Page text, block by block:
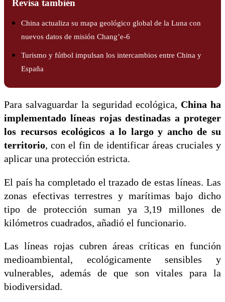
Revisa también
China actualiza su mapa geológico global de la Luna con
nuevos datos de misión Chang’e-6
Turismo y fútbol impulsan los intercambios entre China y
España
Para salvaguardar la seguridad ecológica, China ha
implementado líneas rojas destinadas a proteger
los recursos ecológicos a lo largo y ancho de su
territorio, con el fin de identificar áreas cruciales y
aplicar una protección estricta.
El país ha completado el trazado de estas líneas. Las
zonas efectivas terrestres y marítimas bajo dicho
tipo de protección suman ya 3,19 millones de
kilómetros cuadrados, añadió el funcionario.
Las líneas rojas cubren áreas críticas en función
medioambiental, ecológicamente sensibles y
vulnerables, además de que son vitales para la
biodiversidad.